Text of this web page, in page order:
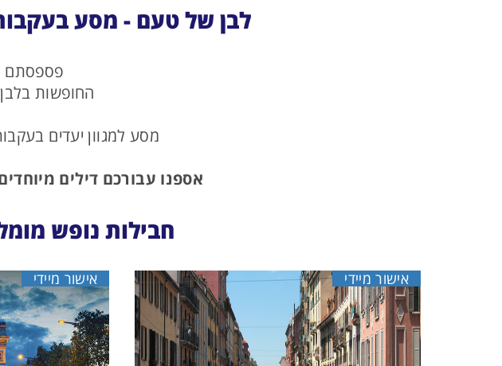
לבן של טעם - מסע
פספסתם
החופשות
מסע למגוון יעדים
אספנו עבורכם דילים
חבילות נופש
אישור מיידי אישור מיידי